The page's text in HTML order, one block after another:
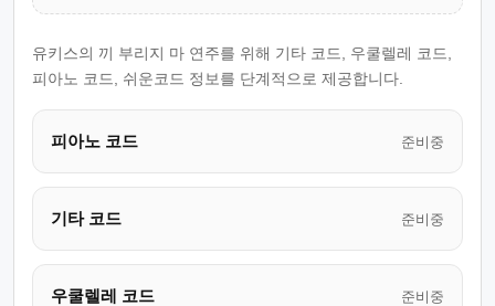
유키스의 끼 부리지 마 연주를 위해 기타 코드, 우쿨렐레 코드,
피아노 코드, 쉬운코드 정보를 단계적으로 제공합니다.
피아노 코드 준비중
기타 코드 준비중
우쿨렐레 코드 준비중